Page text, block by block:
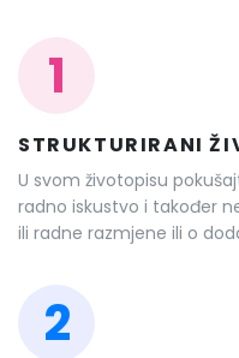
1
STRUKTURIRANI
U svom životopisu
radno iskustvo i također
ili radne razmjene ili o
2